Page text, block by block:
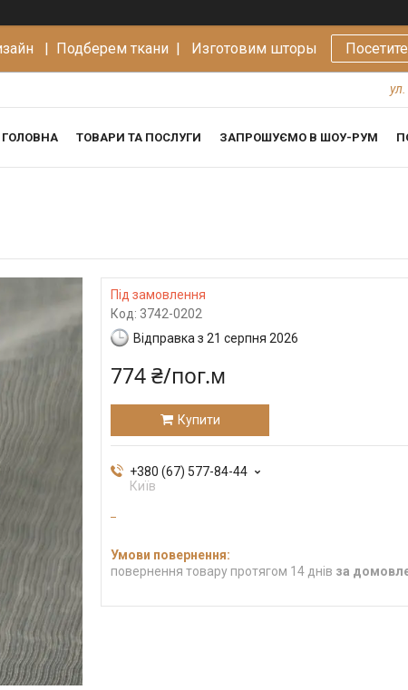
| Подберем ткани | Изготовим шторы
ГОЛОВНА ТОВАРИ ТА ПОСЛУГИ ЗАПРОШУЄМО В ШОУ-РУМ
Під замовлення
Код: 3742-0202
Відправка з 21 серпня 2026
774 ₴/пог.м
Купити
+380 (67) 577-84-44
Київ
повернення товару протягом 14 днів за